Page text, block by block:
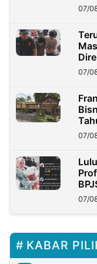
07/
07/
07/
07/
KABAR